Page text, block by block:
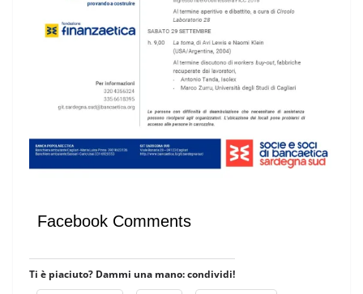
Facebook Comments
Ti è piaciuto? Dammi una mano: condividi!